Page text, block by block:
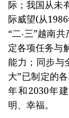
际；我国从未
际威望(从
“二‧三”越南
定各项任务与
能力；同步与
大”已制定的
年和2030年
明、幸福。